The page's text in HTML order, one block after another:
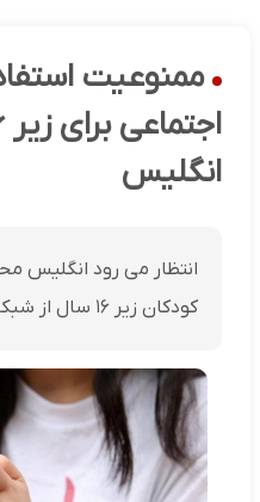
ممنوعیت
انگلیس
انتظار می رود انگلیس
کودکان زیر ۱۶ سال از شبکه های اجتماعی وضع کند.